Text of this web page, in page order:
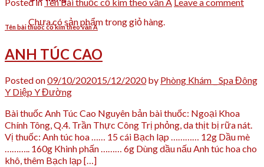
Chưa có sản phẩm trong giỏ hàng.
Posted inTên bài thuốc cổ kim theo vần A Leave a comment
Tên bài thuốc cổ kim theo vần A
ANH TÚC CAO
Posted on09/10/202015/12/2020by Phòng Khám _ Spa Đông
Y Diệp Y Đường
Bài thuốc Anh Túc Cao Nguyên bản bài thuốc: Ngoại Khoa
Chính Tông, Q.4. Trần Thực Công Trị phỏng, da thịt bị rữa nát.
Vị thuốc: Anh túc hoa …… 15 cái Bạch lạp ………… 12g Dầu mè
……….. 160g Khinh phấn ……… 6g Dùng dầu nấu Anh túc hoa cho
khô, thêm Bạch lạp […]